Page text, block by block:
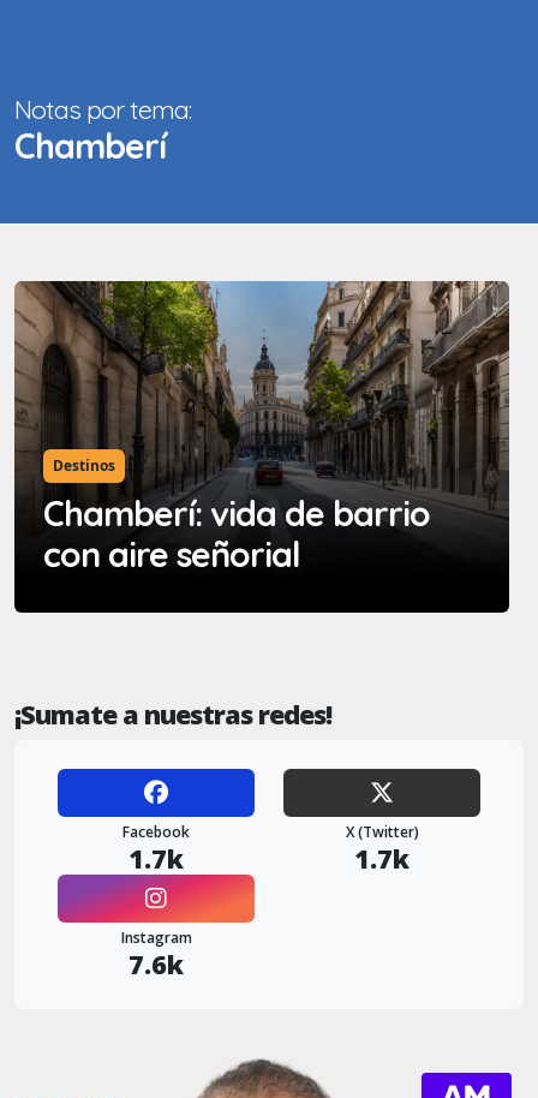
Notas por tema:
Chamberí
Destinos
Chamberí: vida de barrio
con aire señorial
¡Sumate a nuestras redes!
Facebook
1.7k
X (Twitter)
1.7k
Instagram
7.6k